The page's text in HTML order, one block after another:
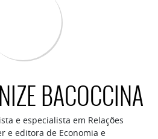
BACOCCINA
e especialista em Relações
e editora de Economia e